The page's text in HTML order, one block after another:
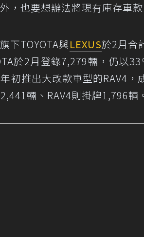
，也要想辦法將現有庫存車款
下TOYOTA與LEXUS於2月合
於2月登錄7,279輛，仍以
初推出大改款車型的RAV4
輛、RAV4則掛牌1,796輛